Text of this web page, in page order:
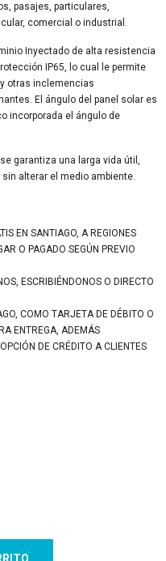
pasajes, particulares,
comercial o industrial.
Inyectado de alta resistencia
IP65, lo cual le permite
otras inclemencias
El ángulo del panel solar es
incorporada el ángulo de
garantiza una larga vida útil,
alterar el medio ambiente.
EN SANTIAGO, A REGIONES
O PAGADO SEGÚN PREVIO
ESCRIBIÉNDONOS O DIRECTO
COMO TARJETA DE DÉBITO O
ENTREGA, ADEMÁS
DE CRÉDITO A CLIENTES